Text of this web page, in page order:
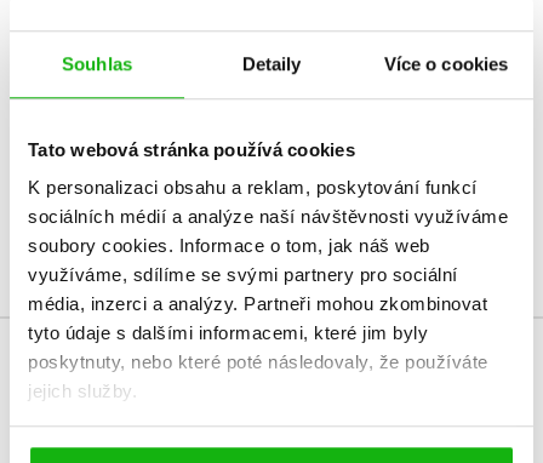
Souhlas Detaily Více o cookies
Tato webová stránka používá cookies
K personalizaci obsahu a reklam, poskytování funkcí
sociálních médií a analýze naší návštěvnosti využíváme
soubory cookies. Informace o tom, jak náš web
využíváme, sdílíme se svými partnery pro sociální
média, inzerci a analýzy. Partneři mohou zkombinovat
tyto údaje s dalšími informacemi, které jim byly
poskytnuty, nebo které poté následovaly, že používáte
jejich služby.
HODNOCENÍ ČTENÁŘŮ
V současné době nejsou vytvořena žádná uživatelská hodnocení.
Vaše hodnocení
Uživatelskou recenzi mohou vkládat pouze registrovaní uživatelé
Přihlásit
MOHLO BY VÁS TAKÉ ZAJÍMAT